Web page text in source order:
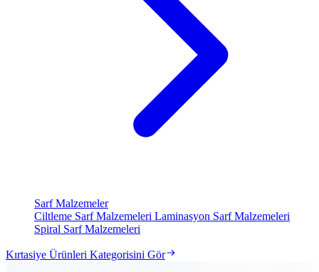
Sarf Malzemeler
Ciltleme Sarf Malzemeleri Laminasyon Sarf Malzemeleri
Spiral Sarf Malzemeleri
Kırtasiye Ürünleri Kategorisini Gör